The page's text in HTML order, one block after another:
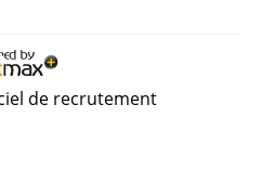
de recrutement